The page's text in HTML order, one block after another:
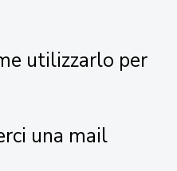
utilizzarlo per
una mail